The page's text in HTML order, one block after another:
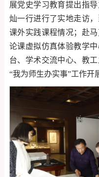
展党史学习教育提出指
灿一行进行了实地走访
课外实践课程情况；赴
论课虚拟仿真体验教学
台、学术交流中心、教
“我为师生办实事”工作开